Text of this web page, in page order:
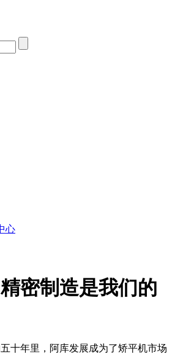
心
密制造是我们的
十年里，阿库发展成为了矫平机市场